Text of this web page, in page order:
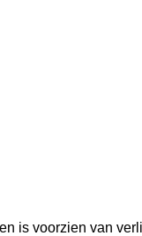
is voorzien van